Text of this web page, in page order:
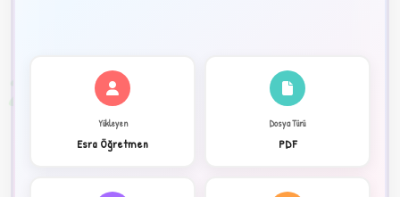
Yükleyen
Esra Öğretmen
Dosya Türü
PDF